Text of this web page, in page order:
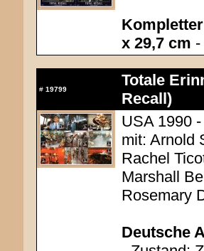
x 29,7 cm
# 19799
Totale
Recall)
USA 1990
mit: Arnold
Rachel
Marshall
Rosemary
Deutsche